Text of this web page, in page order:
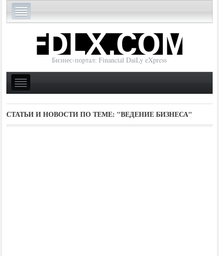
Бизнес-портал: Financial DaiLy eXpress
СТАТЬИ И НОВОСТИ ПО ТЕМЕ: "ВЕДЕНИЕ БИЗНЕСА"